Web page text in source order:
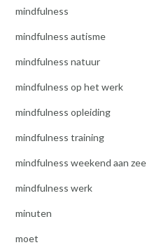
mindfulness
mindfulness autisme
mindfulness natuur
mindfulness op het werk
mindfulness opleiding
mindfulness training
mindfulness weekend aan zee
mindfulness werk
minuten
moet